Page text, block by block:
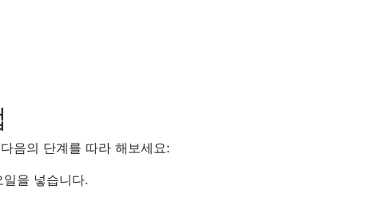
음의 단계를 따라 해보세요:
을 넣습니다.